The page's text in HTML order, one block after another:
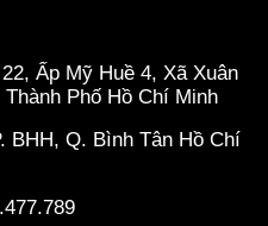
Ấp Mỹ Huề 4, Xã Xuân
Phố Hồ Chí Minh
BHH, Q. Bình Tân Hồ Chí